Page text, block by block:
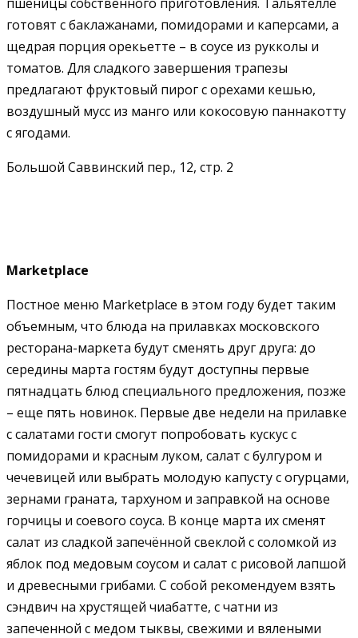
готовят с баклажанами, помидорами и каперсами, а
щедрая порция орекьетте – в соусе из рукколы и
томатов. Для сладкого завершения трапезы
предлагают фруктовый пирог с орехами кешью,
воздушный мусс из манго или кокосовую паннакотту
с ягодами.
Большой Саввинский пер., 12, стр. 2
Marketplace
Постное меню Marketplace в этом году будет таким
объемным, что блюда на прилавках московского
ресторана-маркета будут сменять друг друга: до
середины марта гостям будут доступны первые
пятнадцать блюд специального предложения, позже
– еще пять новинок. Первые две недели на прилавке
с салатами гости смогут попробовать кускус с
помидорами и красным луком, салат с булгуром и
чечевицей или выбрать молодую капусту с огурцами,
зернами граната, тархуном и заправкой на основе
горчицы и соевого соуса. В конце марта их сменят
салат из сладкой запечённой свеклой с соломкой из
яблок под медовым соусом и салат с рисовой лапшой
и древесными грибами. C собой рекомендуем взять
сэндвич на хрустящей чиабатте, с чатни из
запеченной с медом тыквы, свежими и вялеными